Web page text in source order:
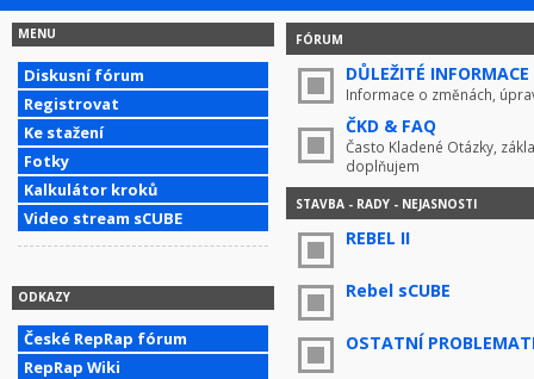
MENU
Diskusní fórum
Registrovat
Ke stažení
Fotky
Kalkulátor kroků
Video stream sCUBE
ODKAZY
České RepRap fórum
RepRap Wiki
FÓRUM
DŮLEŽITÉ INFORMACE
Informace o změnách,
ČKD & FAQ
Často Kladené Otázky,
doplňujem
STAVBA - RADY - NEJASNOSTI
REBEL II
Rebel sCUBE
OSTATNÍ